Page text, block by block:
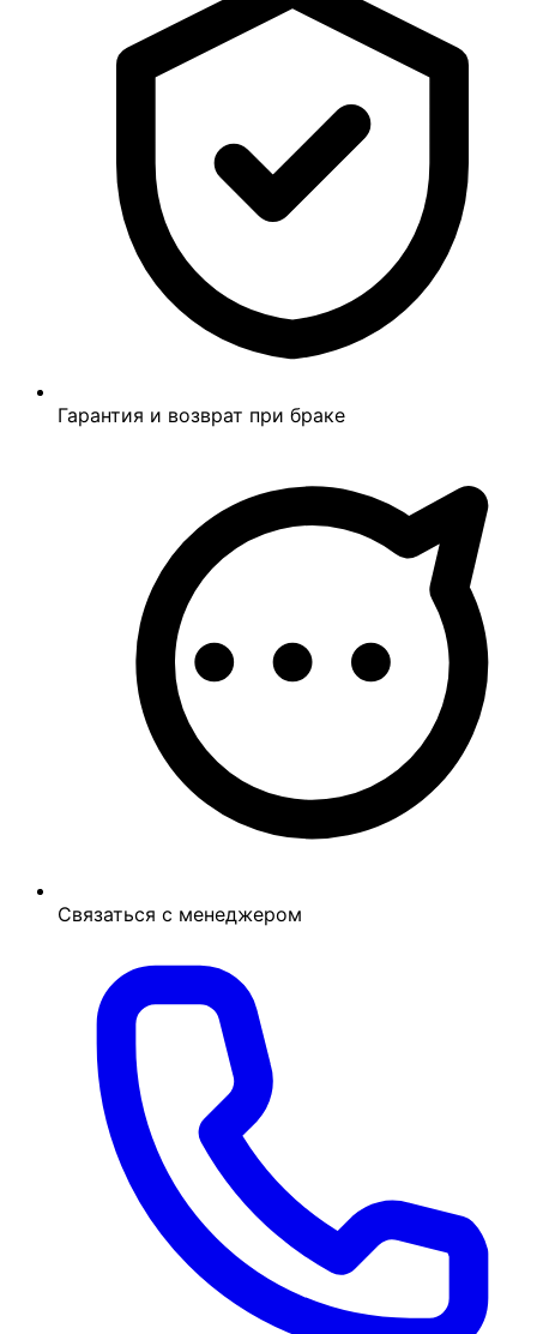
Гарантия и возврат при браке
Связаться с менеджером